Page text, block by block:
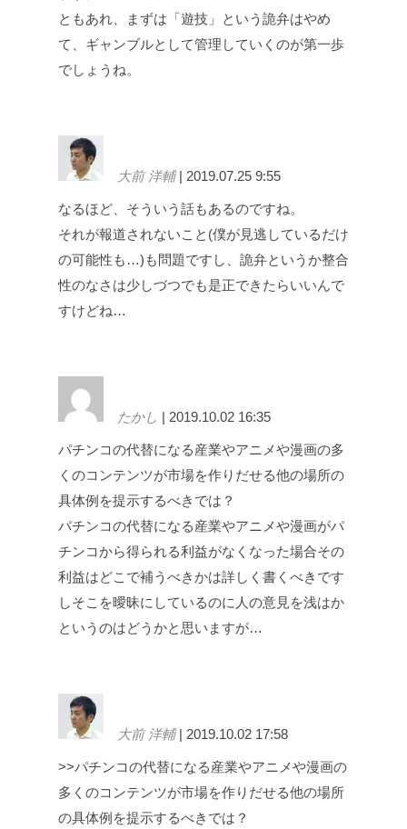
ともあれ、まずは「遊技」という詭弁はやめ
て、ギャンブルとして管理していくのが第一歩
でしょうね。
大前 洋輔| 2019.07.25 9:55
なるほど、そういう話もあるのですね。
それが報道されないこと(僕が見逃しているだけ
の可能性も…)も問題ですし、詭弁というか整合
性のなさは少しづつでも是正できたらいいんで
すけどね…
たかし | 2019.10.02 16:35
パチンコの代替になる産業やアニメや漫画の多
くのコンテンツが市場を作りだせる他の場所の
具体例を提示するべきでは？
パチンコの代替になる産業やアニメや漫画がパ
チンコから得られる利益がなくなった場合その
利益はどこで補うべきかは詳しく書くべきです
しそこを曖昧にしているのに人の意見を浅はか
というのはどうかと思いますが…
大前 洋輔| 2019.10.02 17:58
>>パチンコの代替になる産業やアニメや漫画の
多くのコンテンツが市場を作りだせる他の場所
の具体例を提示するべきでは？